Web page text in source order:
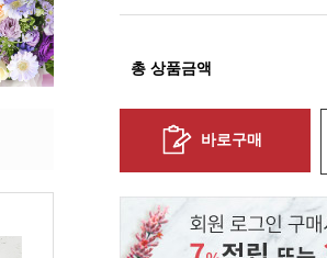
총 상품금액
바로구매